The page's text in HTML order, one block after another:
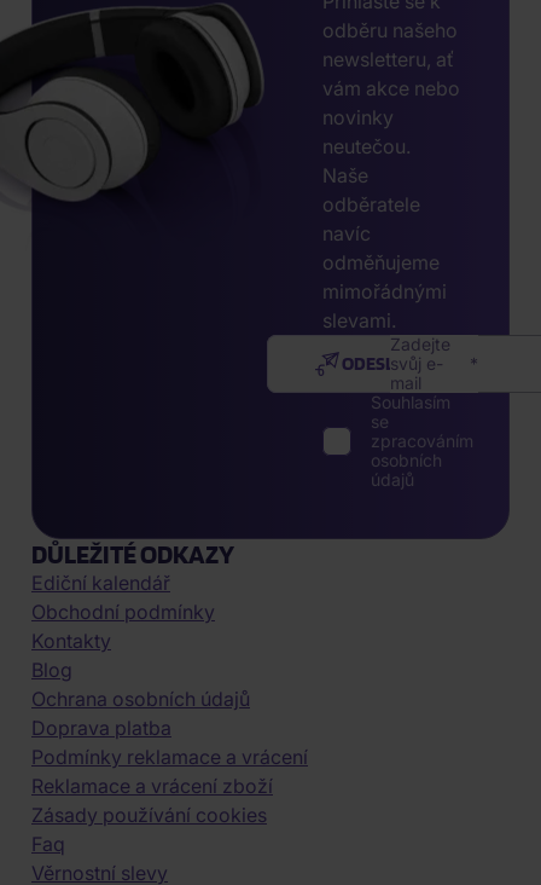
odběru našeho
newsletteru, ať
vám akce nebo
novinky
neutečou.
Naše
odběratele
navíc
odměňujeme
mimořádnými
slevami.
Zadejte
svůj e-
mail
ODESLAT
Souhlasím
se
zpracováním
osobních
údajů
DŮLEŽITÉ ODKAZY
Ediční kalendář
Obchodní podmínky
Kontakty
Blog
Ochrana osobních údajů
Doprava platba
Podmínky reklamace a vrácení
Reklamace a vrácení zboží
Zásady používání cookies
Faq
Věrnostní slevy